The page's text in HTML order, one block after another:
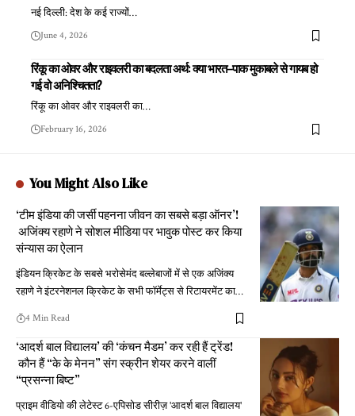
नई दिल्ली: देश के कई राज्यों…
June 4, 2026
रिंकू का ओवर और राइवलरी का बदलता अर्थ: क्या भारत–पाक मुकाबले से गायब हो
गई वो अनिश्चितता?
रिंकू का ओवर और राइवलरी का…
February 16, 2026
You Might Also Like
‘टीम इंडिया की जर्सी पहनना जीवन का सबसे बड़ा ऑनर’!
अजिंक्य रहाणे ने सोशल मीडिया पर भावुक पोस्ट कर किया
संन्यास का ऐलान
इंडियन क्रिकेट के सबसे भरोसेमंद बल्लेबाजों में से एक अजिंक्य
रहाणे ने इंटरनेशनल क्रिकेट के सभी फॉर्मेट्स से रिटायरमेंट का…
4 Min Read
‘आदर्श बाल विद्यालय’ की ‘कंचन मैडम’ कर रही हैं ट्रेंड!
कौन हैं “के के मेनन” संग स्क्रीन शेयर करने वालीं
“प्रसन्ना बिष्ट”
प्राइम वीडियो की लेटेस्ट 6-एपिसोड सीरीज़ 'आदर्श बाल विद्यालय'